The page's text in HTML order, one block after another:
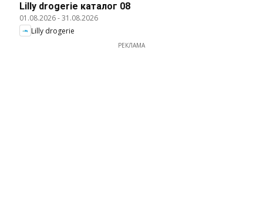
Lilly drogerie каталог 08
01.08.2026-31.08.2026
Lilly drogerie
РЕКЛАМА